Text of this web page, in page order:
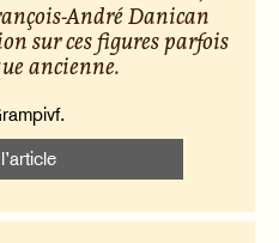
André Danican
sur ces figures parfois
ancienne.